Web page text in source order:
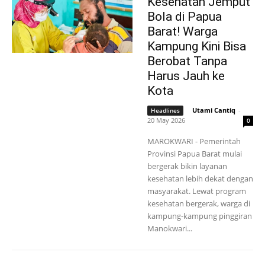
Bola di Papua
Barat! Warga
Kampung Kini Bisa
Berobat Tanpa
Harus Jauh ke
Kota
Headlines Utami Cantiq -
20 May 2026
0
MAROKWARI - Pemerintah
Provinsi Papua Barat mulai
bergerak bikin layanan
kesehatan lebih dekat dengan
masyarakat. Lewat program
kesehatan bergerak, warga di
kampung-kampung pinggiran
Manokwari...